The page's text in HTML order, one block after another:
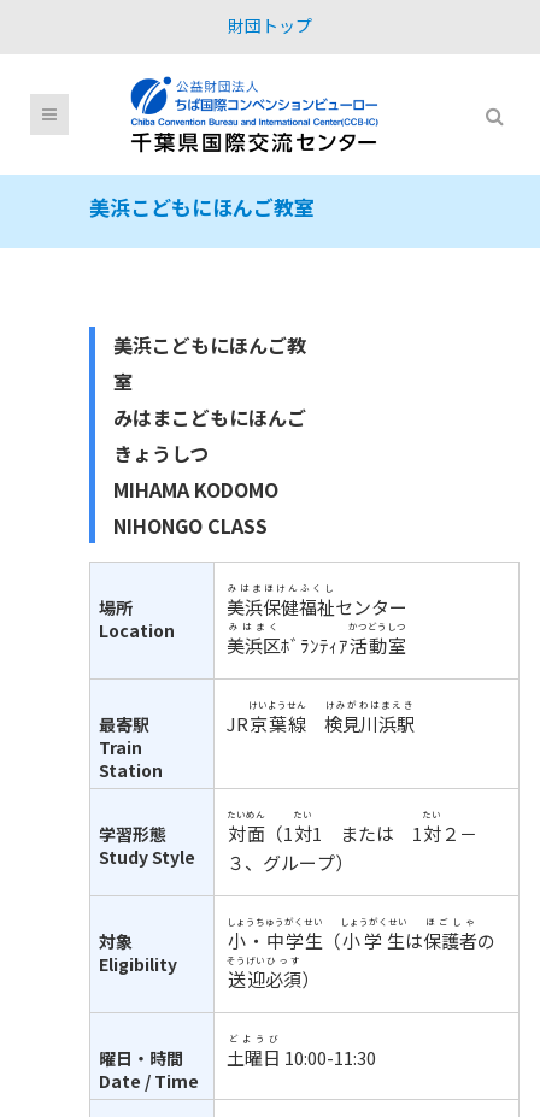
財団トップ
美浜こどもにほんご教室
美浜こどもにほんご教
室
みはまこどもにほんご
きょうしつ
MIHAMA KODOMO
NIHONGO CLASS
場所
Location
美浜
みはま
保健
ほけん
福祉
ふくし
センター
美浜区
みはまく
ﾎﾞﾗﾝﾃｨｱ活動
かつどう
室
しつ
最寄駅
Train
Station
JR京葉線
けいようせん
検見川浜駅
けみがわはまえき
学習形態
Study Style
対面
たいめん
（1対
たい
1 または 1対
たい
２－
３、グループ）
対象
Eligibility
小・中学生
しょうちゅうがくせい
（小学生
しょうがくせい
は保護者
ほごしゃ
の
送迎
そうげい
必須
ひっす
）
曜日・時間
Date / Time
土曜日
どようび
10:00-11:30